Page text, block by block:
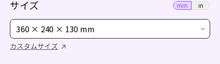
サイズ mm in
360 × 240 × 130 mm
カスタムサイズ